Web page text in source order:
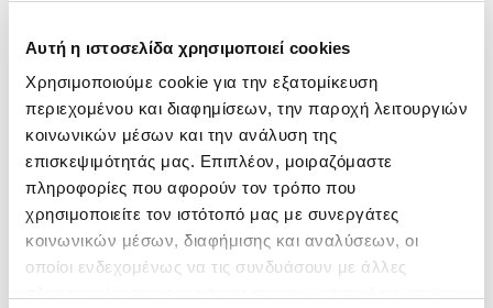
Αυτή η ιστοσελίδα χρησιμοποιεί cookies
Χρησιμοποιούμε cookie για την εξατομίκευση
περιεχομένου και διαφημίσεων, την παροχή λειτουργιών
κοινωνικών μέσων και την ανάλυση της
επισκεψιμότητάς μας. Επιπλέον, μοιραζόμαστε
πληροφορίες που αφορούν τον τρόπο που
χρησιμοποιείτε τον ιστότοπό μας με συνεργάτες
κοινωνικών μέσων, διαφήμισης και αναλύσεων, οι
οποίοι ενδεχομένως να τις συνδυάσουν με άλλες
Προτεινόμενα Προϊόντα
On Sale